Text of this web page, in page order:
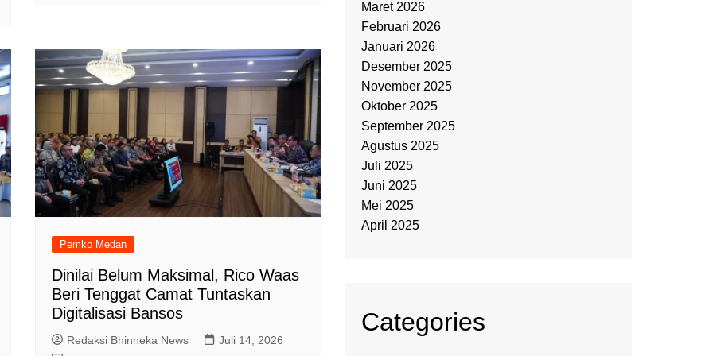
Pemko Medan
Dinilai Belum Maksimal, Rico Waas
Beri Tenggat Camat Tuntaskan
Digitalisasi Bansos
Redaksi Bhinneka News
Juli 14, 2026
Maret 2026
Februari 2026
Januari 2026
Desember 2025
November 2025
Oktober 2025
September 2025
Agustus 2025
Juli 2025
Juni 2025
Mei 2025
April 2025
Categories